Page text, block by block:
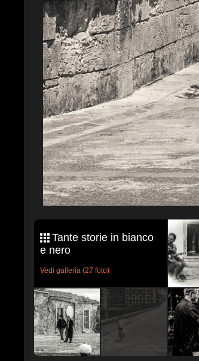
Tante storie in bianco
e nero
Vedi galleria (27 foto)